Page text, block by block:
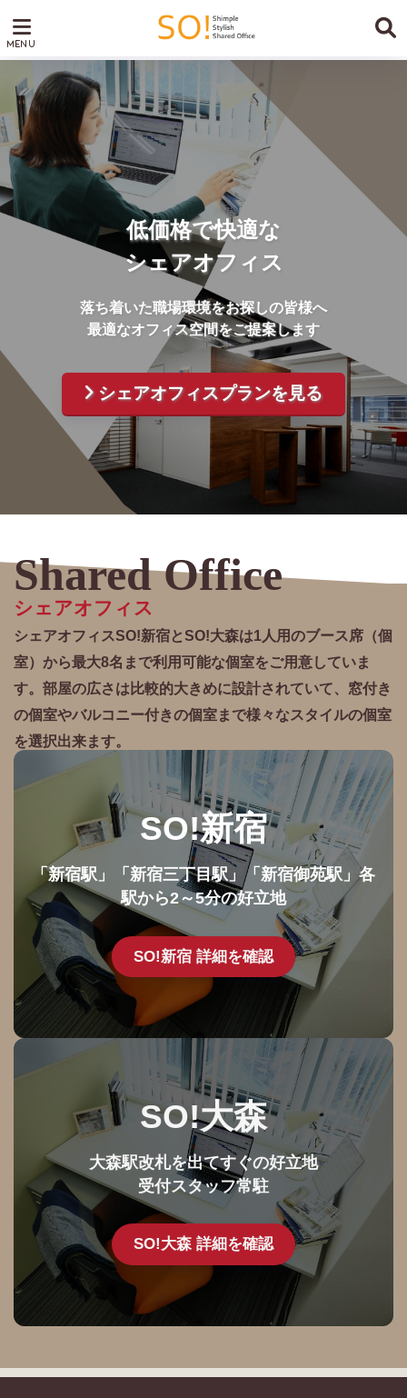
低価格で快適な
シェアオフィス
落ち着いた職場環境をお探しの皆様へ
最適なオフィス空間をご提案します
シェアオフィスプランを見る
シェアオフィス
シェアオフィスSO!新宿とSO!大森は1人用のブース席（個
室）から最大8名まで利用可能な個室をご用意していま
す。部屋の広さは比較的大きめに設計されていて、窓付き
の個室やバルコニー付きの個室まで様々なスタイルの個室
を選択出来ます。
SO!新宿
「新宿駅」「新宿三丁目駅」「新宿御苑駅」各
駅から2～5分の好立地
SO!新宿 詳細を確認
SO!大森
大森駅改札を出てすぐの好立地
受付スタッフ常駐
SO!大森 詳細を確認